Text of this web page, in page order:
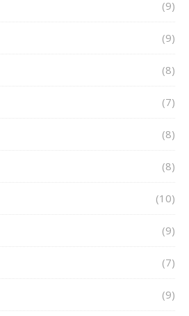
(9)
(9)
(8)
(7)
(8)
(8)
(10)
(9)
(7)
(9)